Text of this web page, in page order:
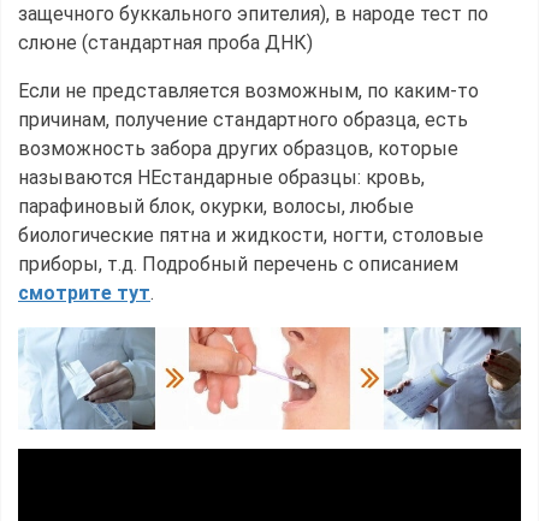
защечного буккального эпителия), в народе тест по
слюне (стандартная проба ДНК)
Если не представляется возможным, по каким-то
причинам, получение стандартного образца, есть
возможность забора других образцов, которые
называются НЕстандарные образцы: кровь,
парафиновый блок, окурки, волосы, любые
биологические пятна и жидкости, ногти, столовые
приборы, т.д. Подробный перечень с описанием
смотрите тут.